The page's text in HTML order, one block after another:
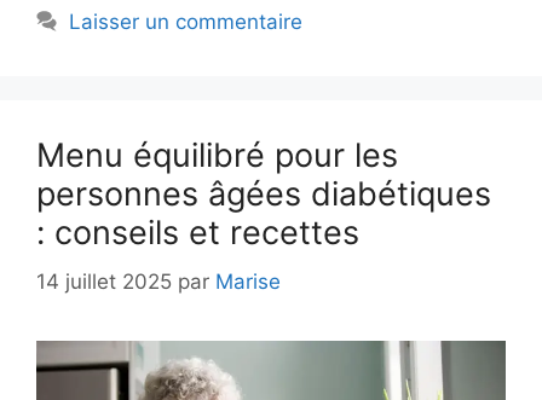
Laisser un commentaire
Menu équilibré pour les
personnes âgées diabétiques
: conseils et recettes
14 juillet 2025 par Marise